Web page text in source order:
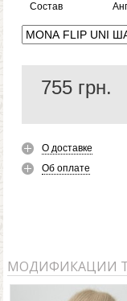
Состав
755 грн.
О доставке
Об оплате
МОДИФИКАЦИИ